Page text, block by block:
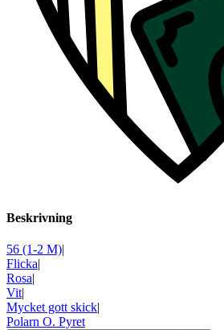
Beskrivning
56 (1-2 M)|
Flicka|
Rosa|
Vit|
Mycket gott skick|
Polarn O. Pyret